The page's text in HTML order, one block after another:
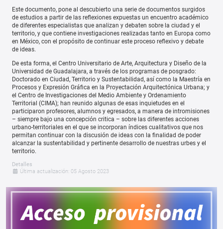
Este documento, pone al descubierto una serie de documentos surgidos
de estudios a partir de las reflexiones expuestas un encuentro académico
de diferentes especialistas que analizan y debaten sobre la ciudad y el
territorio, y que contiene investigaciones realizadas tanto en Europa como
en México, con el propósito de continuar este proceso reflexivo y debate
de ideas.
De esta forma, el Centro Universitario de Arte, Arquitectura y Diseño de la
Universidad de Guadalajara, a través de los programas de posgrado:
Doctorado en Ciudad, Territorio y Sustentabilidad, así como la Maestría en
Procesos y Expresión Gráfica en la Proyectación Arquitectónica Urbana; y
el Centro de Investigaciones del Medio Ambiente y Ordenamiento
Territorial (CIMA); han reunido algunas de esas inquietudes en el
participaron profesores, alumnos y egresados, a manera de intromisiones
– siempre bajo una concepción critica – sobre las diferentes acciones
urbano-territoriales en el que se incorporan índices cualitativos que nos
permitan continuar con la discusión de ideas con la finalidad de poder
alcanzar la sustentabilidad y pertinente desarrollo de nuestras urbes y el
territorio.
Detalles
Última actualización: 05 Agosto 2023